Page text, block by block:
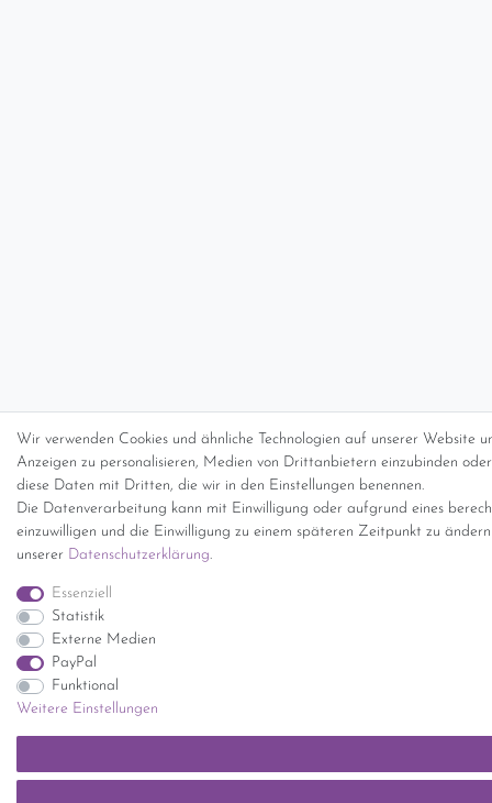
Wir verwenden Cookies und ähnliche Technologien auf unserer Website
Anzeigen zu personalisieren, Medien von Drittanbietern einzubinden
diese Daten mit Dritten, die wir in den Einstellungen benennen.
Die Datenverarbeitung kann mit Einwilligung oder aufgrund eines
einzuwilligen und die Einwilligung zu einem späteren Zeitpunkt zu
unserer Daten­schutz­erklärung.
Essenziell
Statistik
Externe Medien
PayPal
Funktional
Weitere Einstellungen